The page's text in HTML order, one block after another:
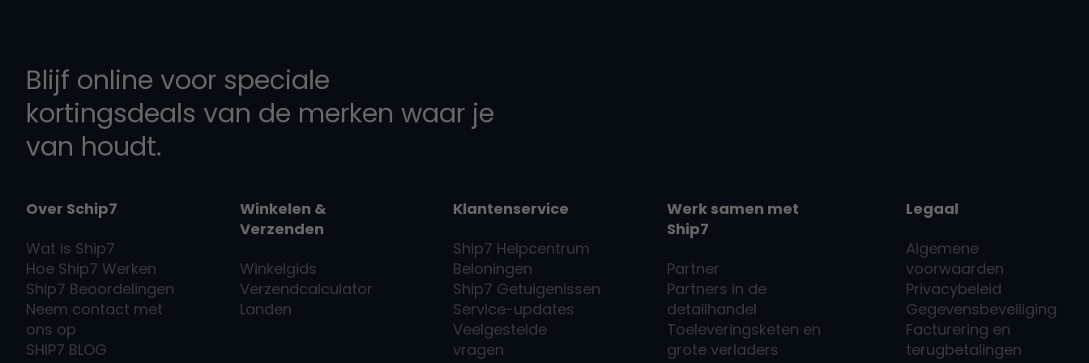
Blijf online voor speciale
kortingsdeals van de merken waar je
van houdt.
Over Schip7
Wat is Ship7
Hoe Ship7 Werken
Ship7 Beoordelingen
Neem contact met
ons op
SHIP7 BLOG
Winkelen &
Verzenden
Winkelgids
Verzendcalculator
Landen
Klantenservice
Ship7 Helpcentrum
Beloningen
Ship7 Getuigenissen
Service-updates
Veelgestelde
vragen
Werk samen met
Ship7
Partner
Partners in de
detailhandel
Toeleveringsketen en
grote verladers
Legaal
Algemene
voorwaarden
Privacybeleid
Gegevensbeveiliging
Facturering en
terugbetalingen